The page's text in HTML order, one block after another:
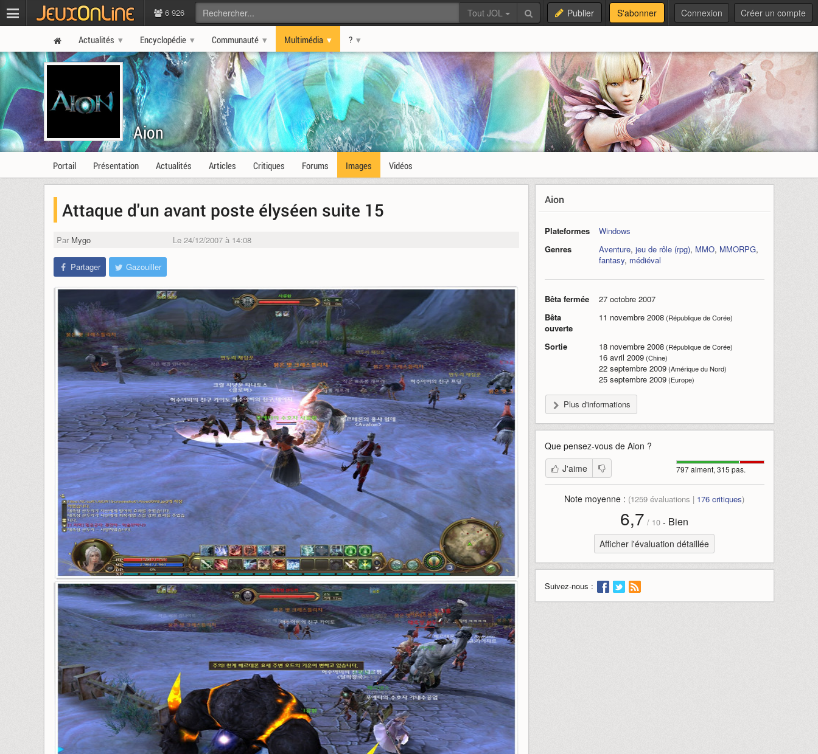
6 926 Tout JOL Publier S'abonner Connexion Créer un compte
Actualités Encyclopédie Communauté Multimédia ?
Aion
Portail Présentation Actualités Articles Critiques Forums Images Vidéos
Attaque d'un avant poste élyséen suite 15
Par Mygo Le 24/12/2007 à 14:08
Partager Gazouiller
Aion
Plateformes
Windows
Genres
Aventure, jeu de rôle (rpg), MMO, MMORPG,
fantasy, médiéval
Bêta fermée
27 octobre 2007
Bêta
ouverte
11 novembre 2008(République de Corée)
Sortie 18 novembre 2008(République de Corée)
16 avril 2009(Chine)
22 septembre 2009(Amérique du Nord)
25 septembre 2009(Europe)
Plus d'informations
Que pensez-vous de Aion ?
797 aiment, 315 pas.
J'aime
Note moyenne : (1259 évaluations | 176 critiques)
6,7 / 10 - Bien
Afficher l'évaluation détaillée
Suivez-nous :